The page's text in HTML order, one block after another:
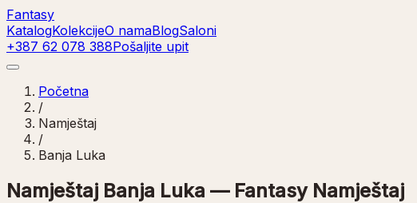
Fantasy
KatalogKolekcijeO namaBlogSaloni
+387 62 078 388Pošaljite upit
Početna
/
Namještaj
/
Banja Luka
Namještaj Banja Luka — Fantasy Namještaj